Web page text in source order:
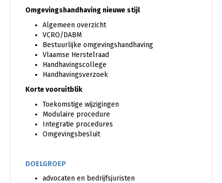
Omgevingshandhaving nieuwe stijl
Algemeen overzicht
VCRO/DABM
Bestuurlijke omgevingshandhaving
Vlaamse Herstelraad
Handhavingscollege
Handhavingsverzoek
Korte vooruitblik
Toekomstige wijzigingen
Modulaire procedure
Integratie procedures
Omgevingsbesluit
DOELGROEP
advocaten en bedrijfsjuristen